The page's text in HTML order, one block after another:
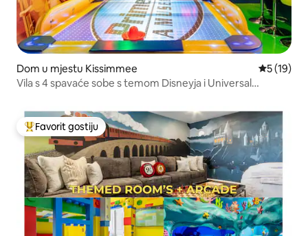
Dom u mjestu Kissimmee Prosječna
5 (19)
Vila s 4 spavaće sobe s temom Disneyja i Universal
Glavni favorit gostiju
Favorit gostiju